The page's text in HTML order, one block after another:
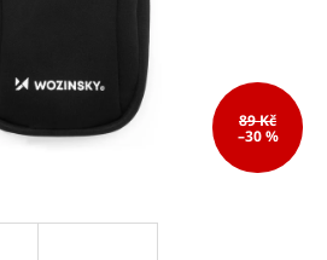
89 Kč
–30 %